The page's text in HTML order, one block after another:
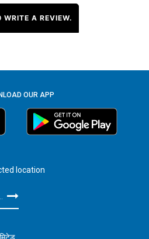
WRITE A REVIEW.
OUR APP
location